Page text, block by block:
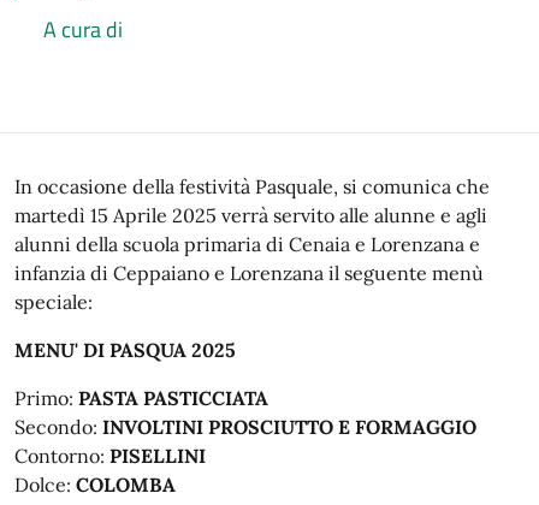
A cura di
Descrizione
In occasione della festività Pasquale, si comunica che
martedì 15 Aprile 2025 verrà servito alle alunne e agli
alunni della scuola primaria di Cenaia e Lorenzana e
infanzia di Ceppaiano e Lorenzana il seguente menù
speciale:
MENU' DI PASQUA 2025
Primo: PASTA PASTICCIATA
Secondo: INVOLTINI PROSCIUTTO E FORMAGGIO
Contorno: PISELLINI
Dolce: COLOMBA